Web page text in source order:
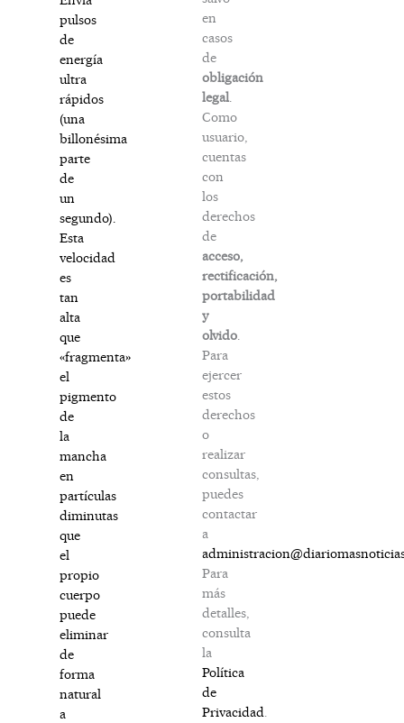
pulsos
de
energía
ultra
rápidos
(una
billonésima
parte
de
un
segundo).
Esta
velocidad
es
tan
alta
que
«fragmenta»
el
pigmento
de
la
mancha
en
partículas
diminutas
que
el
propio
cuerpo
puede
eliminar
de
forma
natural
a
en
casos
de
obligación
legal.
Como
usuario,
cuentas
con
los
derechos
de
acceso,
rectificación,
portabilidad
y
olvido.
Para
ejercer
estos
derechos
o
realizar
consultas,
puedes
contactar
a
Para
más
detalles,
consulta
la
Política
de
Privacidad